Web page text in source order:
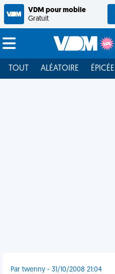
VDM pour mobile
Gratuit
TOUT ALÉATOIRE ÉPICÉE
Par twenny - 31/10/2008 21:04